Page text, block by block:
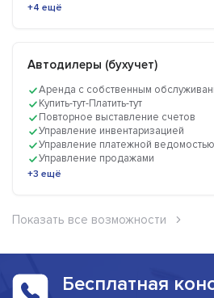
+4 ещё
Автодилеры (бухучет)
Аренда с собственным
Купить-тут-Платить-тут
Повторное выставление счетов
Управление инвентаризацией
Управление платежной ведомостью
Управление продажами
+3 ещё
Показать все возможности
Бесплатная